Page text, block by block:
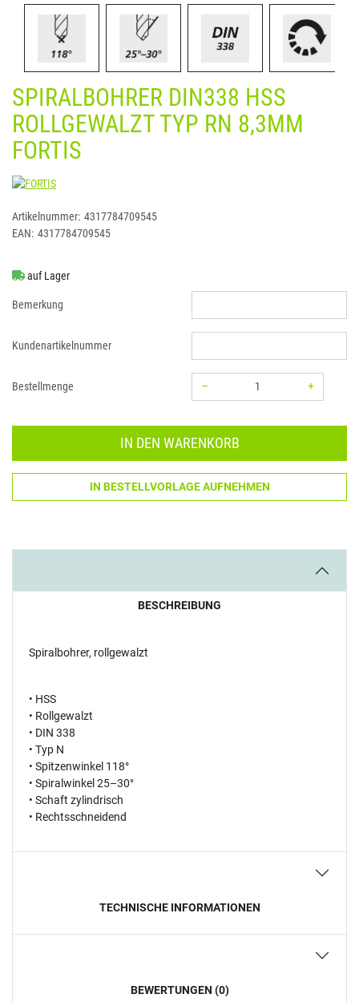
SPIRALBOHRER DIN338 HSS
ROLLGEWALZT TYP RN 8,3MM
FORTIS
FORTIS
Artikelnummer: 4317784709545
EAN: 4317784709545
auf Lager
Bemerkung
Kundenartikelnummer
Bestellmenge –
+
IN DEN WARENKORB
IN BESTELLVORLAGE AUFNEHMEN
BESCHREIBUNG
Spiralbohrer, rollgewalzt
• HSS
• Rollgewalzt
• DIN 338
• Typ N
• Spitzenwinkel 118°
• Spiralwinkel 25–30°
• Schaft zylindrisch
• Rechtsschneidend
TECHNISCHE INFORMATIONEN
BEWERTUNGEN (0)